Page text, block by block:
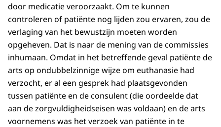
door medicatie veroorzaakt. Om te kunnen
controleren of patiënte nog lijden zou ervaren, zou de
verlaging van het bewustzijn moeten worden
opgeheven. Dat is naar de mening van de commissies
inhumaan. Omdat in het betreffende geval patiënte de
arts op ondubbelzinnige wijze om euthanasie had
verzocht, er al een gesprek had plaatsgevonden
tussen patiënte en de consulent (die oordeelde dat
aan de zorgvuldigheidseisen was voldaan) en de arts
voornemens was het verzoek van patiënte in te